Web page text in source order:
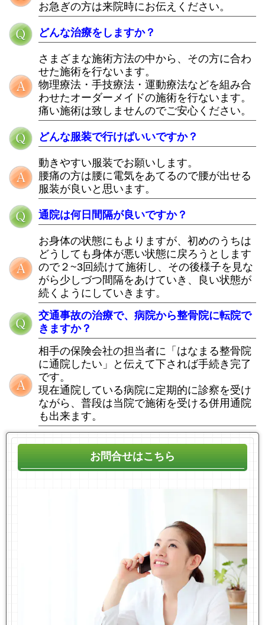
お急ぎの方は来院時にお伝えください。
どんな治療をしますか？
さまざまな施術方法の中から、その方に合わ
せた施術を行ないます。
物理療法・手技療法・運動療法などを組み合
わせたオーダーメイドの施術を行ないます。
痛い施術は致しませんのでご安心ください。
どんな服装で行けばいいですか？
動きやすい服装でお願いします。
腰痛の方は腰に電気をあてるので腰が出せる
服装が良いと思います。
通院は何日間隔が良いですか？
お身体の状態にもよりますが、初めのうちは
どうしても身体が悪い状態に戻ろうとします
ので２~3回続けて施術し、その後様子を見な
がら少しづつ間隔をあけていき、良い状態が
続くようにしていきます。
交通事故の治療で、病院から整骨院に転院で
きますか？
相手の保険会社の担当者に「はなまる整骨院
に通院したい」と伝えて下されば手続き完了
です。
現在通院している病院に定期的に診察を受け
ながら、普段は当院で施術を受ける併用通院
も出来ます。
お問合せはこちら